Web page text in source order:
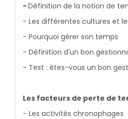
- Définition de la notion de
- Les différentes cultures et
- Pourquoi gérer son temps
- Définition d'un bon
- Test : êtes-vous un bon
Les facteurs de perte de
- Les activités chronophages